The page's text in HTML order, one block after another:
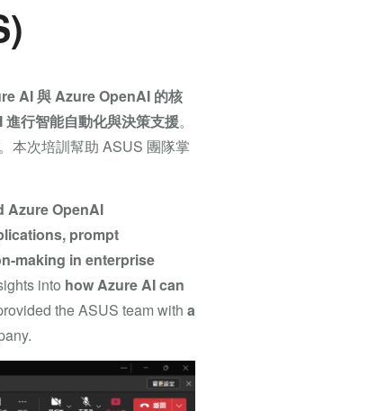
AI 與 Azure OpenAI 的核
行智能自動化與決策支援。
本次培訓幫助 ASUS 團隊掌
Azure OpenAI
prompt
making in enterprise
into how Azure AI can
the ASUS team with a